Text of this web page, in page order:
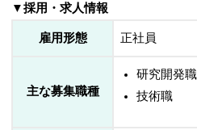
▼採用・求人情報
雇用形態 正社員
主な募集職種
研究開発職
技術職